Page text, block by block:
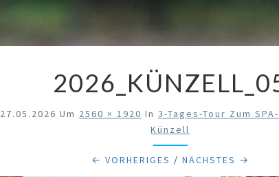
27.05.2026 Um 2560 × 1920 In 3-Tages-Tour Zum
Künzell
← VORHERIGES / NÄCHSTES →